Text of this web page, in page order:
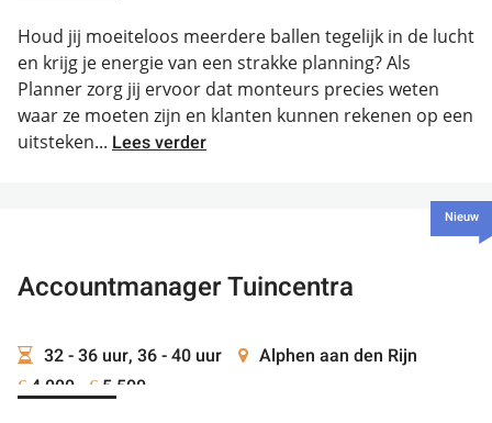
Houd jij moeiteloos meerdere ballen tegelijk in de lucht
en krijg je energie van een strakke planning? Als
Planner zorg jij ervoor dat monteurs precies weten
waar ze moeten zijn en klanten kunnen rekenen op een
uitsteken... Lees verder
Accountmanager Tuincentra
32 - 36 uur, 36 - 40 uur Alphen aan den Rijn
€ 4.000 - € 5.500
Nieuw